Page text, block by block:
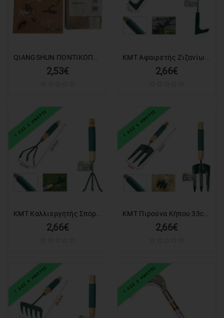
2,53€ 2,66€
1 ΕΩΣ 3 ΗΜΕΡΕΣ
2,66€
1 ΕΩΣ 3 ΗΜΕΡΕΣ
2,66€
1 ΕΩΣ 3 ΗΜΕΡΕΣ 1 ΕΩΣ 3 ΗΜΕΡΕΣ